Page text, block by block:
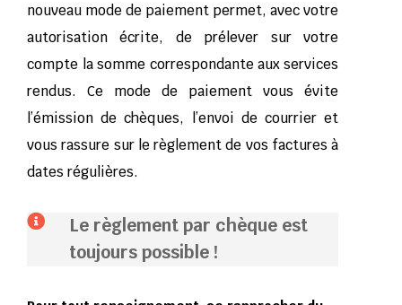
nouveau mode de paiement permet, avec votre
autorisation écrite, de prélever sur votre
compte la somme correspondante aux services
rendus. Ce mode de paiement vous évite
l’émission de chèques, l’envoi de courrier et
vous rassure sur le règlement de vos factures à
dates régulières.

Le règlement par chèque est
toujours possible !